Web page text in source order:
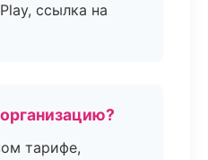
ссылка на
тарифе,